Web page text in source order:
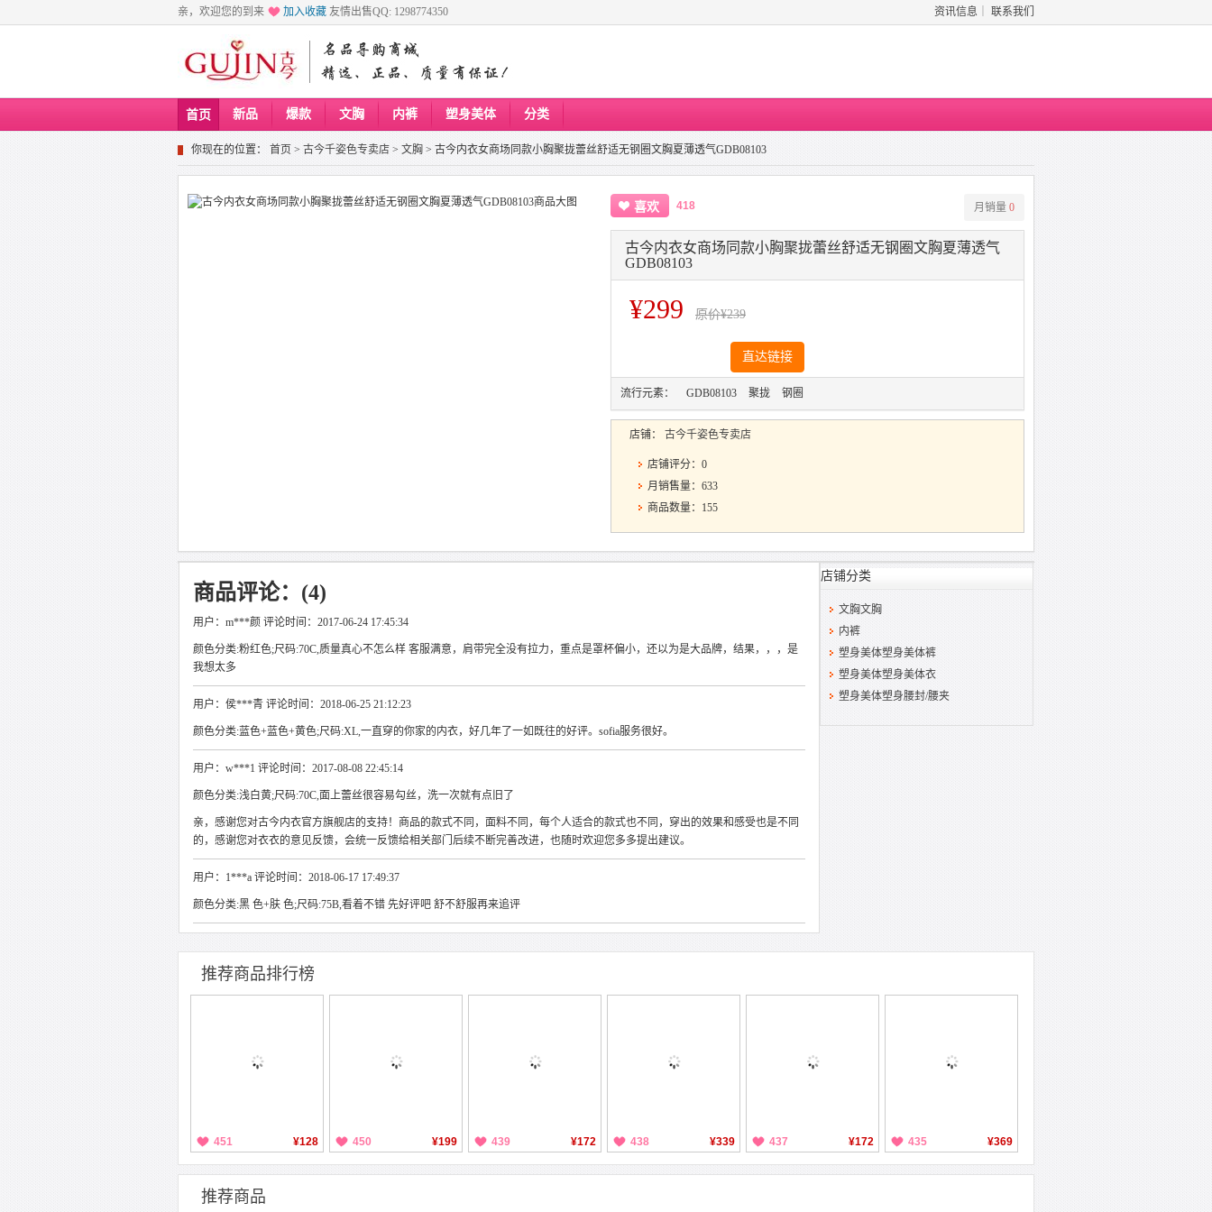
亲，欢迎您的到来 加入收藏 友情出售QQ: 1298774350 资讯信息 联系我们
首页 新品 爆款 文胸 内裤 塑身美体 分类
你现在的位置： 首页 > 古今千姿色专卖店 > 文胸 > 古今内衣女商场同款小胸聚拢蕾丝舒适无钢圈文胸夏薄透气GDB08103
喜欢 418 月销量 0
古今内衣女商场同款小胸聚拢蕾丝舒适无钢圈文胸夏薄透气
GDB08103
¥299 原价¥239
直达链接
流行元素： GDB08103 聚拢 钢圈
店铺： 古今千姿色专卖店
店铺评分：0
月销售量：633
商品数量：155
商品评论：(4)
用户：m***颜 评论时间：2017-06-24 17:45:34
颜色分类:粉红色;尺码:70C,质量真心不怎么样 客服满意，肩带完全没有拉力，重点是罩杯偏小，还以为是大品牌，结果，，，是
我想太多
用户：侯***青 评论时间：2018-06-25 21:12:23
颜色分类:蓝色+蓝色+黄色;尺码:XL,一直穿的你家的内衣，好几年了一如既往的好评。sofia服务很好。
用户：w***1 评论时间：2017-08-08 22:45:14
颜色分类:浅白黄;尺码:70C,面上蕾丝很容易勾丝，洗一次就有点旧了
亲，感谢您对古今内衣官方旗舰店的支持！商品的款式不同，面料不同，每个人适合的款式也不同，穿出的效果和感受也是不同
的，感谢您对衣衣的意见反馈，会统一反馈给相关部门后续不断完善改进，也随时欢迎您多多提出建议。
用户：1***a 评论时间：2018-06-17 17:49:37
颜色分类:黑 色+肤 色;尺码:75B,看着不错 先好评吧 舒不舒服再来追评
店铺分类
文胸文胸
内裤
塑身美体塑身美体裤
塑身美体塑身美体衣
塑身美体塑身腰封/腰夹
推荐商品排行榜
451 ¥128 450 ¥199 439 ¥172 438 ¥339 437 ¥172 435 ¥369
推荐商品